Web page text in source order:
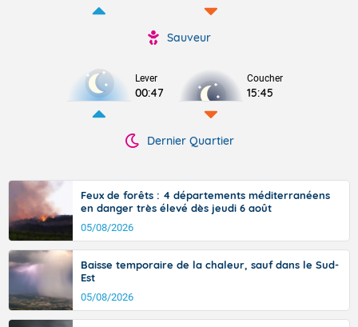
Sauveur
Lever
00:47
Coucher
15:45
Dernier Quartier
Feux de forêts : 4 départements méditerranéens
en danger très élevé dès jeudi 6 août
05/08/2026
Baisse temporaire de la chaleur, sauf dans le Sud-
Est
05/08/2026